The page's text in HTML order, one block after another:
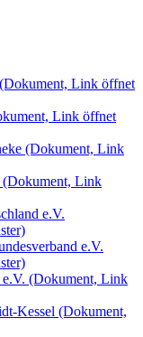
(Dokument, Link öffnet
Link öffnet
(Dokument, Link
(Dokument, Link
e.V.
e.V.
(Dokument, Link
Kessel (Dokument,